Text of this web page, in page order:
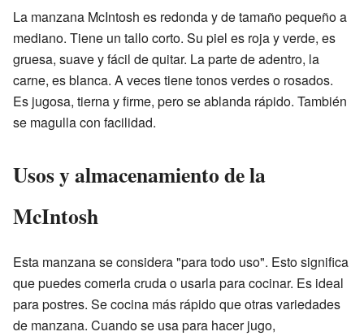
La manzana McIntosh es redonda y de tamaño pequeño a
mediano. Tiene un tallo corto. Su piel es roja y verde, es
gruesa, suave y fácil de quitar. La parte de adentro, la
carne, es blanca. A veces tiene tonos verdes o rosados.
Es jugosa, tierna y firme, pero se ablanda rápido. También
se magulla con facilidad.
Usos y almacenamiento de la
McIntosh
Esta manzana se considera "para todo uso". Esto significa
que puedes comerla cruda o usarla para cocinar. Es ideal
para postres. Se cocina más rápido que otras variedades
de manzana. Cuando se usa para hacer jugo,